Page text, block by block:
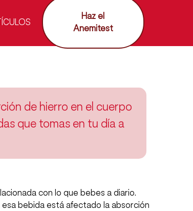
Haz el
Anemitest
de hierro en el cuerpo
que tomas en tu día a
con lo que bebes a diario.
bebida está afectado la absorción